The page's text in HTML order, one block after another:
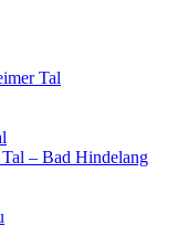
Tal
– Bad Hindelang